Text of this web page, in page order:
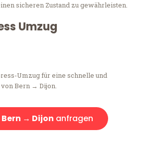
sicheren Zustand zu gewährleisten.
Umzug
Umzug für eine schnelle und
Bern → Dijon.
Bern → Dijon anfragen